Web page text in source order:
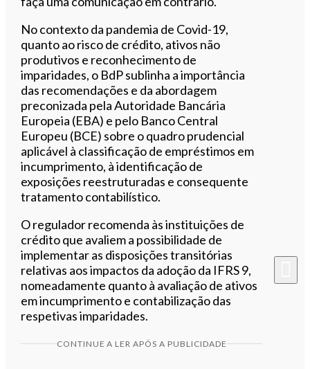
No contexto da pandemia de Covid-19,
quanto ao risco de crédito, ativos não
produtivos e reconhecimento de
imparidades, o BdP sublinha a importância
das recomendações e da abordagem
preconizada pela Autoridade Bancária
Europeia (EBA) e pelo Banco Central
Europeu (BCE) sobre o quadro prudencial
aplicável à classificação de empréstimos em
incumprimento, à identificação de
exposições reestruturadas e consequente
tratamento contabilístico.
O regulador recomenda às instituições de
crédito que avaliem a possibilidade de
implementar as disposições transitórias
relativas aos impactos da adoção da IFRS 9,
nomeadamente quanto à avaliação de ativos
em incumprimento e contabilização das
respetivas imparidades.
CONTINUE A LER APÓS A PUBLICIDADE